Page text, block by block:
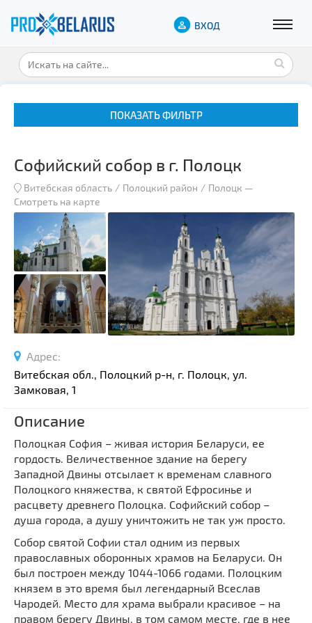
ВХОД
ПОКАЗАТЬ ФИЛЬТР
Музеи
Замки и дворцы
Военная история
Гражданская архитектура
Спортивные сооружения
Ратуши
Родовые усадьбы
Национальные парки и заказники
Озера и водоемы
Памятники
Памятники археологии
Памятники геодезии
Памятники природы
Памятники известным людям
Церкви
Монастыри
Костелы
Выберите область
Выберите район
Выберите населенный пункт
Софийский собор в г. Полоцк
Витебская область Полоцкий район Полоцк —
Смотреть на карте
Адрес:
Витебская обл., Полоцкий р-н, г. Полоцк, ул.
Замковая, 1
Описание
Полоцкая София – живая история Беларуси, ее
гордость. Величественное здание на берегу
Западной Двины отсылает к временам славного
Полоцкого княжества, к святой Ефросинье и
расцвету древнего Полоцка. Софийский собор –
душа города, а душу уничтожить не так уж просто.
Собор святой Софии стал одним из первых
православных оборонных храмов на Беларуси. Он
был построен между 1044-1066 годами. Полоцким
князем в это время был легендарный Всеслав
Чародей. Место для храма выбрали красивое – на
правом берегу Двины, в том самом месте, где в нее